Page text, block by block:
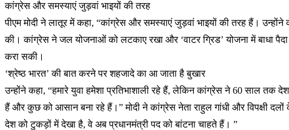
कांग्रेस और समस्याएं जुड़वां भाइयों की तरह
पीएम मोदी ने लातूर में कहा, “कांग्रेस और समस्याएं जुड़वां भाइयों की तरह हैं।
की। कांग्रेस ने जल योजनाओं को लटकाए रखा और ‘वाटर ग्रिड’ योजना में बाधा
करा सकी।
‘श्रेष्ठ भारत’ की बात करने पर शहजादे का आ जाता है बुखार
उन्होंने कहा, “हमारे युवा हमेशा प्रतिभाशाली रहे हैं, लेकिन कांग्रेस ने 60 साल
हैं और कुछ को आसान बना रहे हैं।” मोदी ने कांग्रेस नेता राहुल गांधी और विपक्षी
देश को टुकड़ों में देखा है, वे अब प्रधानमंत्री पद को बांटना चाहते हैं। ”